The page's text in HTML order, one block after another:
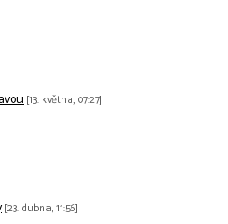
[13. května, 07:27]
[23. dubna, 11:56]